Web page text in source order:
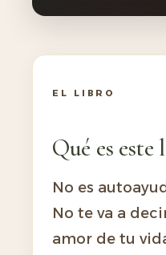
EL LIBRO
Qué es
No es
No te va a
amor de tu